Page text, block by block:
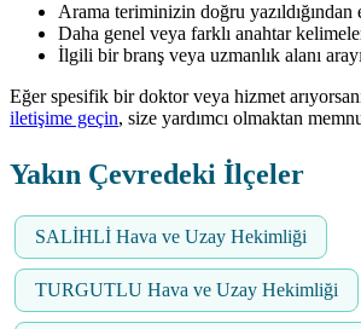
Arama teriminizin doğru yazıldığından
Daha genel veya farklı anahtar
İlgili bir branş veya uzmanlık alanı
Eğer spesifik bir doktor veya hizmet
iletişime geçin, size yardımcı olmaktan
Yakın Çevredeki İlçeler
SALİHLİ Hava ve Uzay Hekimliği
TURGUTLU Hava ve Uzay Hekimliği